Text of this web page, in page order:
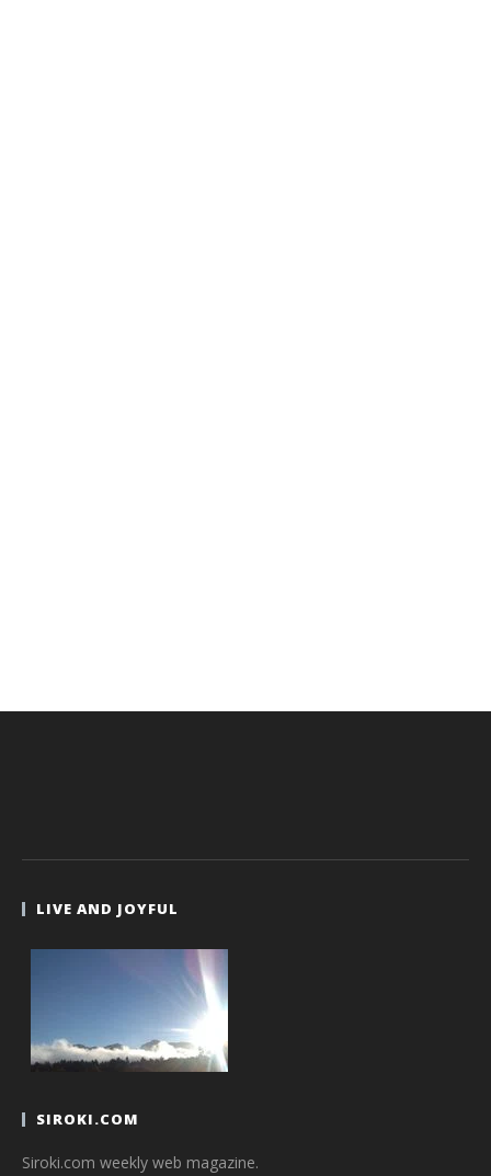
LIVE AND JOYFUL
SIROKI.COM
Siroki.com weekly web magazine.